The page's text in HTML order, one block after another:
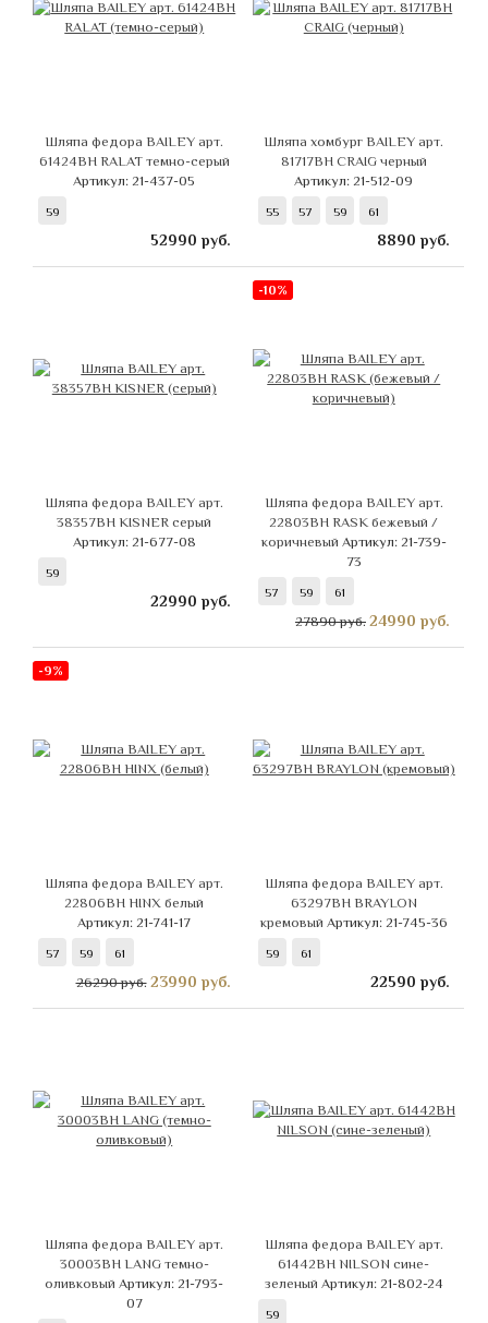
Шляпа федора BAILEY арт.
61424BH RALAT темно-серый
Артикул: 21-437-05
59
52990 руб.
Шляпа хомбург BAILEY арт.
81717BH CRAIG черный
Артикул: 21-512-09
55 57 59 61
8890 руб.
Шляпа федора BAILEY арт.
38357BH KISNER серый
Артикул: 21-677-08
59
22990 руб.
-10%
Шляпа федора BAILEY арт.
22803BH RASK бежевый /
коричневый Артикул: 21-739-
73
57 59 61
27890 руб. 24990 руб.
-9%
Шляпа федора BAILEY арт.
22806BH HINX белый
Артикул: 21-741-17
57 59 61
26290 руб. 23990 руб.
Шляпа федора BAILEY арт.
63297BH BRAYLON
кремовый Артикул: 21-745-36
59 61
22590 руб.
Шляпа федора BAILEY арт.
30003BH LANG темно-
оливковыйАртикул: 21-793-
07
Шляпа федора BAILEY арт.
61442BH NILSON сине-
зеленый Артикул: 21-802-24
59